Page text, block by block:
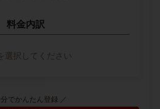
料金内訳
選択してください
でかんたん登録 ／